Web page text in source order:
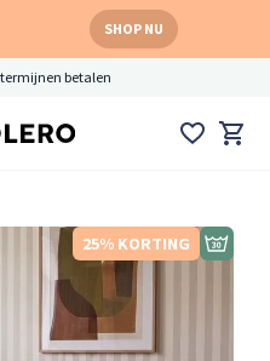
SHOP NU
betalen
25% KORTING